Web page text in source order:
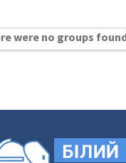
were no groups